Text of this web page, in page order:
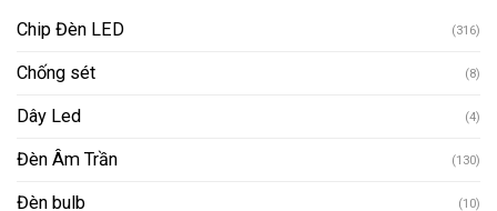
Chip Đèn LED (316)
Chống sét (8)
Dây Led (4)
Đèn Âm Trần (130)
Đèn bulb (10)